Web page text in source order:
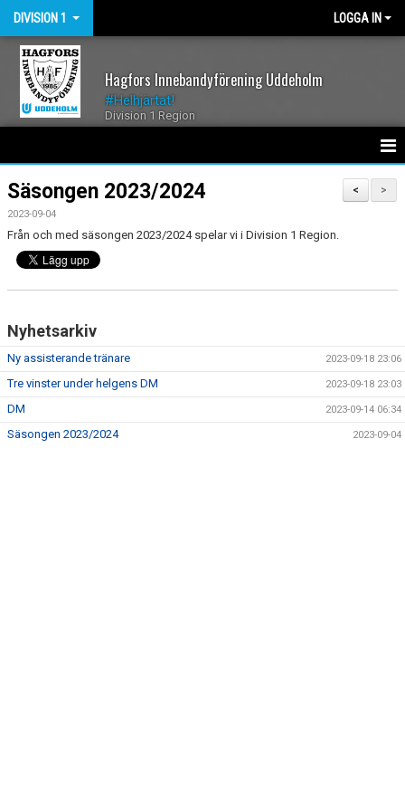
DIVISION 1 LOGGA IN
Hagfors Innebandyförening Uddeholm
#Helhjärtat!
Division 1 Region
HEM
NYHETER
KALENDER
TRUPPEN
BILDGALLERI
DOKUMENT
>
<
Säsongen 2023/2024
2023-09-04
Från och med säsongen 2023/2024 spelar vi i Division 1 Region.
Nyhetsarkiv
Ny assisterande tränare 2023-09-18 23:06
Tre vinster under helgens DM 2023-09-18 23:03
DM 2023-09-14 06:34
Säsongen 2023/2024 2023-09-04